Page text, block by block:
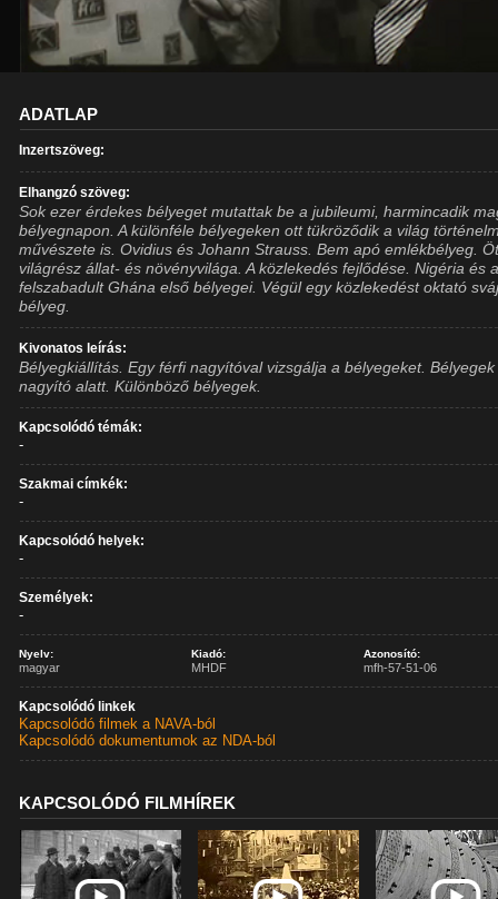
ADATLAP
Inzertszöveg:
Elhangzó szöveg:
Sok ezer érdekes bélyeget mutattak be a jubileumi, harmincadik
bélyegnapon. A különféle bélyegeken ott tükröződik a világ
művészete is. Ovidius és Johann Strauss. Bem apó emlékbélyeg.
világrész állat- és növényvilága. A közlekedés fejlődése. Nigéria és
felszabadult Ghána első bélyegei. Végül egy közlekedést oktató
bélyeg.
Kivonatos leírás:
Bélyegkiállítás. Egy férfi nagyítóval vizsgálja a bélyegeket. Bélyegek
nagyító alatt. Különböző bélyegek.
Kapcsolódó témák:
-
Szakmai címkék:
-
Kapcsolódó helyek:
-
Személyek:
-
Nyelv:
magyar
Kiadó:
MHDF
Azonosító:
mfh-57-51-06
Kapcsolódó linkek
Kapcsolódó filmek a NAVA-ból
Kapcsolódó dokumentumok az NDA-ból
KAPCSOLÓDÓ FILMHÍREK